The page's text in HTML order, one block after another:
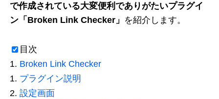
で作成されている大変便利でありがたいプラグイ
ン 「Broken Link Checker」 を紹介します。
目次
Broken Link Checker
プラグイン説明
設定画面